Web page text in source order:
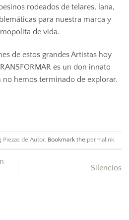
rodeados de telares, lana,
para nuestra marca y
de vida.
de estos grandes Artistas hoy
es un don innato
hemos terminado de explorar.
Piezas de Autor. Bookmark the permalink.
Silencios